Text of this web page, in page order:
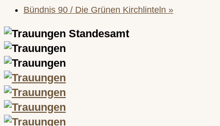
Bündnis 90 / Die Grünen Kirchlinteln »